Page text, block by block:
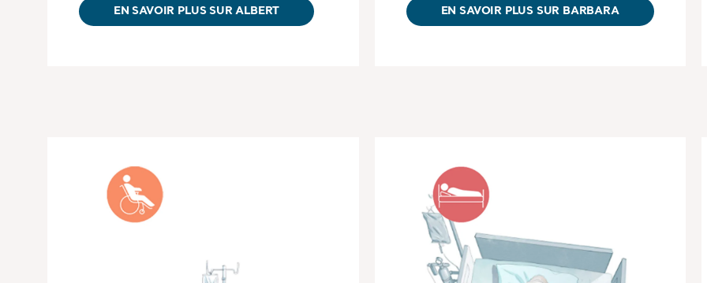
EN SAVOIR PLUS SUR ALBERT EN SAVOIR PLUS SUR BARBARA